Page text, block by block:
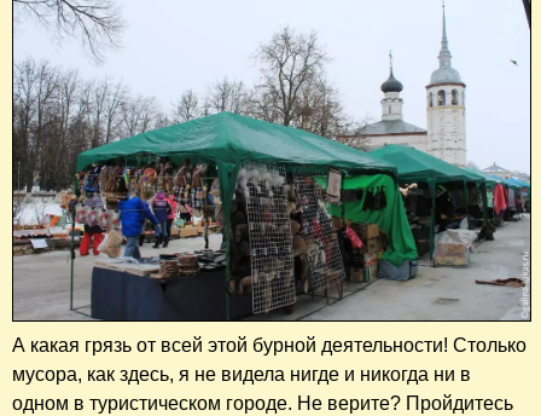
А какая грязь от всей этой бурной деятельности! Столько
мусора, как здесь, я не видела нигде и никогда ни в
одном в туристическом городе. Не верите? Пройдитесь